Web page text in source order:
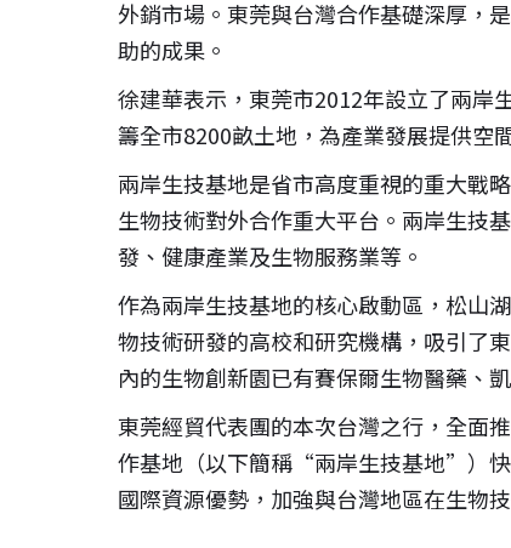
外銷市場。東莞與台灣合作基礎深厚，
助的成果。
徐建華表示，東莞市2012年設立了兩岸
籌全市8200畝土地，為產業發展提供空
兩岸生技基地是省市高度重視的重大戰
生物技術對外合作重大平台。兩岸生技
發、健康產業及生物服務業等。
作為兩岸生技基地的核心啟動區，松山
物技術研發的高校和研究機構，吸引了
內的生物創新園已有賽保爾生物醫藥、
東莞經貿代表團的本次台灣之行，全面
作基地（以下簡稱“兩岸生技基地”）
國際資源優勢，加強與台灣地區在生物